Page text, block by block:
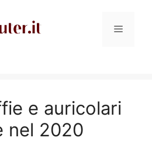
Menu
e auricolari
nel 2020